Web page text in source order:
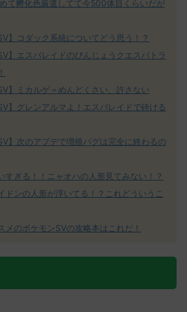
て孵化色厳選してて今500体目くらいだが
】コダック系統についてどう思う！？
】エスバレイドのびんじょうクエスパトラ
】ミカルゲ＝めんどくさい、許さない
】グレンアルマよ！エスバレイドで砕ける
】次のアプデで増殖バグは完全に終わるの
すぎる！！ニャオハの人形見てみない！？
ドンの人形が浮いてる！？これどういうこ
メのポケモンSVの攻略本はこれだ！